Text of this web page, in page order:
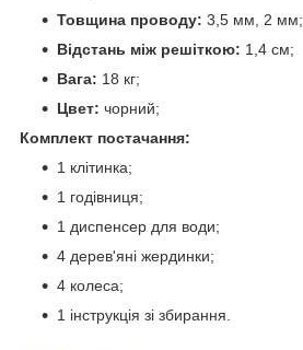
Товщина проводу: 3,5 мм, 2 мм;
Відстань між решіткою: 1,4 см;
Вага: 18 кг;
Цвет: чорний;
Комплект постачання:
1 клітинка;
1 годівниця;
1 диспенсер для води;
4 дерев'яні жердинки;
4 колеса;
1 інструкція зі збирання.